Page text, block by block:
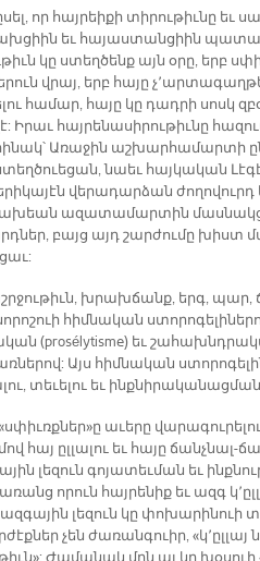
որ հայ­րեի­քի տի­րու­թիւ­նը
եւ հա­յաս­տան­ցիին
կը ստեղ­ծենք այն օ­րը, երբ
վրայ, երբ հա­յը
հա­մար, հա­յը կը դադ­րի սոսկ
Ի­րաւ հայ­րե­նա­սի­րու­թիւ­նը
Ա­ռա­ջին աշ­խար­հա­մար­տի
նաեւ հայ­կա­կան
վե­րա­դար­ձան
ա­զա­տա­մար­տին
բայց այդ շար­ժու­մը խիստ
խրախ­ճանք, երգ, պար,
հիմ­նա­կան
(prosélytisme) եւ
Այս հիմ­նա­կան
տե­ւե­լու եւ
ա­ւե­րը
հայ ըլ­լա­լու եւ հա­յը ճանչ­նալ-
լե­զուն գո­յա­տեւ­ման եւ
ո­րուն հայ­րե­նիք եւ ազգ
ազ­գա­յին լե­զուն կը փո­խա­րի­նուի
չեն ժա­ռան­գուիր,